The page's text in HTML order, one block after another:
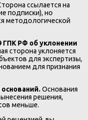
ссылается на
подписки), но
методологической
РФ об уклонении
сторона уклоняется
для экспертизы,
для признания
Основания
решения,
меньше.